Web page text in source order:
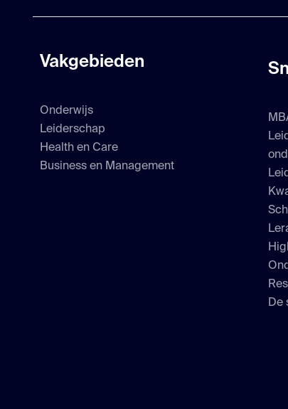
Vakgebieden
Onderwijs
Leiderschap
Health en Care
Business en Management
De